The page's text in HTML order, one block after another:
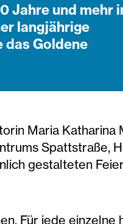
Jahre und mehr
langjährige
das Goldene
Maria Katharina
Spattstraße,
gestalteten
Für jede einzelne